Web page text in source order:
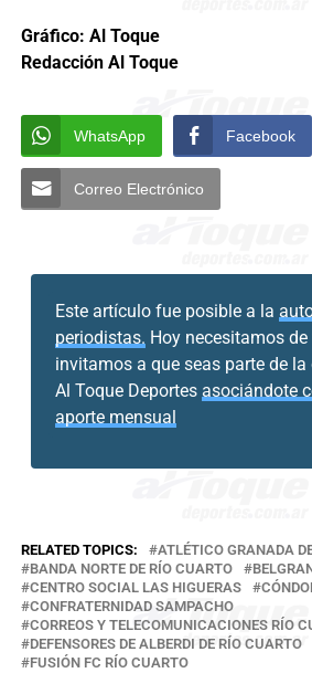
Gráfico: Al Toque
Redacción Al Toque
WhatsApp Facebook
Correo Electrónico
Este artículo fue posible a la
periodistas. Hoy necesitamos de
invitamos a que seas parte de
Al Toque Deportes asociándote
aporte mensual
RELATED TOPICS:
ATLÉTICO GRANADA
BANDA NORTE DE RÍO CUARTO
CENTRO SOCIAL LAS HIGUERAS
CONFRATERNIDAD SAMPACHO
CORREOS Y TELECOMUNICACIONES RÍO
DEFENSORES DE ALBERDI DE RÍO CUARTO
FUSIÓN FC RÍO CUARTO